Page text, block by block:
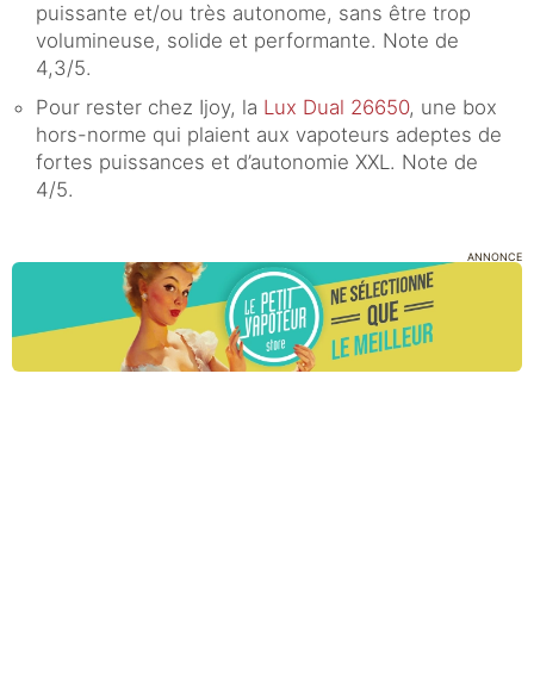
puissante et/ou très autonome, sans être trop
volumineuse, solide et performante. Note de
4,3/5.
Pour rester chez Ijoy, la Lux Dual 26650, une box
hors-norme qui plaient aux vapoteurs adeptes de
fortes puissances et d’autonomie XXL. Note de
4/5.
ANNONCE